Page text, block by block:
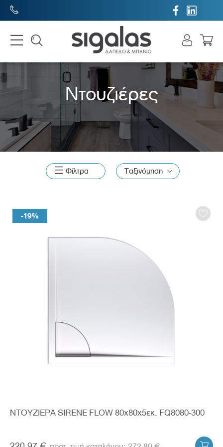
 
Ντουζιέρες
 Φίλτρα Ταξινόμηση
-19%
ΝΤΟΥΖΙΕΡΑ SIRENE FLOW 80x80x5εκ. FQ8080-300